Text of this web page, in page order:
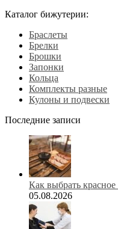
Каталог бижутерии:
Браслеты
Брелки
Брошки
Запонки
Кольца
Комплекты разные
Кулоны и подвески
Последние записи
Как выбрать
05.08.2026